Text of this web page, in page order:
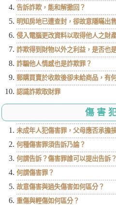
告訴詐欺，能和解撤回？
明知房地已遭查封，卻故意隱瞞出
侵入電腦更改資料以取得他人之財
詐欺得到財物以外之利益，是否也
詐騙他人情感也是詐欺罪？
郵購買賣於收款後卻未給商品，有
認識詐欺取財罪
傷害
未成年人犯傷害罪，父母應否承擔
何種傷害罪須告訴乃論？
何謂告訴？傷害罪誰可以提出告訴？
何謂傷害罪？
故意傷害與過失傷害如何區分？
重傷與輕傷如何區分？